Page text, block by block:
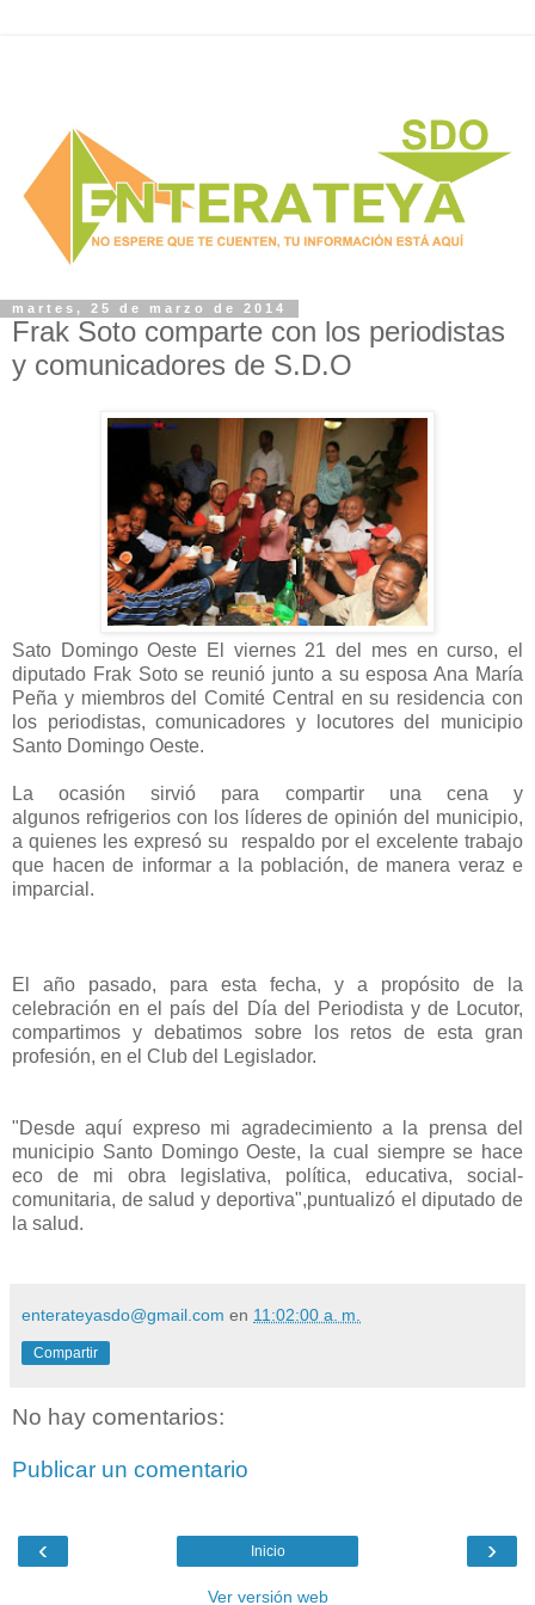
martes, 25 de marzo de 2014
Frak Soto comparte con los periodistas
y comunicadores de S.D.O
Sato Domingo Oeste El viernes 21 del mes en curso, el
diputado Frak Soto se reunió junto a su esposa Ana María
Peña y miembros del Comité Central en su residencia con
los periodistas, comunicadores y locutores del municipio
Santo Domingo Oeste.
La ocasión sirvió para compartir una cena y
algunos refrigerios con los líderes de opinión del municipio,
a quienes les expresó su respaldo por el excelente trabajo
que hacen de informar a la población, de manera veraz e
imparcial.
El año pasado, para esta fecha, y a propósito de la
celebración en el país del Día del Periodista y de Locutor,
compartimos y debatimos sobre los retos de esta gran
profesión, en el Club del Legislador.
"Desde aquí expreso mi agradecimiento a la prensa del
municipio Santo Domingo Oeste, la cual siempre se hace
eco de mi obra legislativa, política, educativa, social-
comunitaria, de salud y deportiva",puntualizó el diputado de
la salud.
enterateyasdo@gmail.com en 11:02:00 a. m.
Compartir
No hay comentarios:
Publicar un comentario
‹ ›
Inicio
Ver versión web